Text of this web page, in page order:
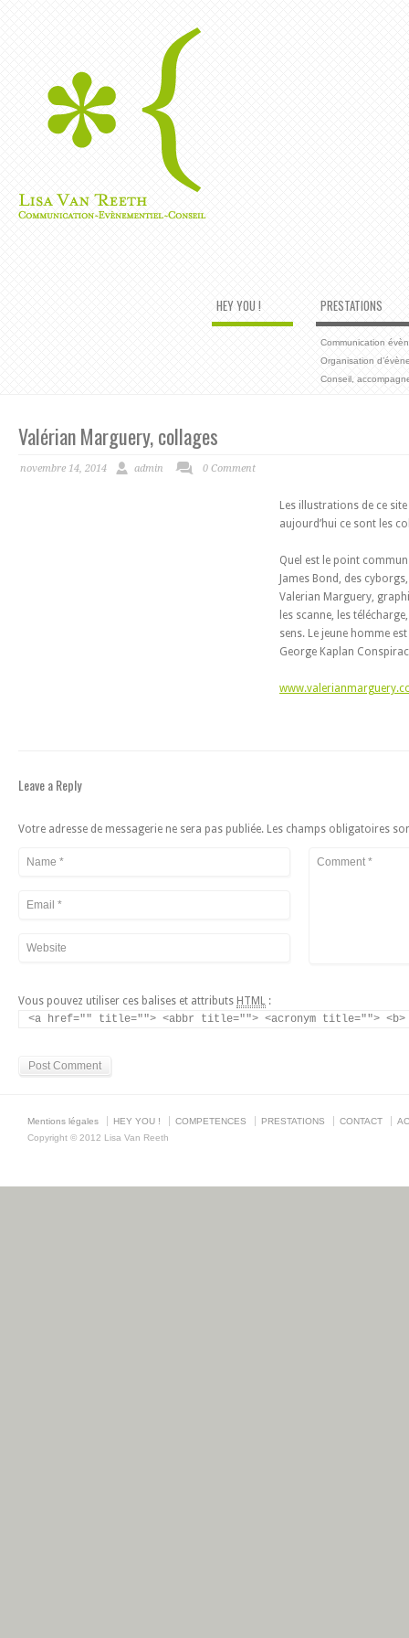
HEY YOU ! PRESTATIONS
Communication
Organisation
Conseil,
Valérian Marguery, collages
novembre 14, 2014 admin 0 Comment
Les illustrations de ce
aujourd’hui ce sont les
Quel est le point
James Bond, des
Valerian Marguery,
les scanne, les
sens. Le jeune homme
George Kaplan
Leave a Reply
Votre adresse de messagerie ne sera pas publiée. Les champs obligatoires
Vous pouvez utiliser ces balises et attributs HTML :
<a href="" title=""> <abbr title=""> <acronym title=""> <b>
Mentions légales HEY YOU ! COMPETENCES PRESTATIONS CONTACT
Copyright © 2012 Lisa Van Reeth